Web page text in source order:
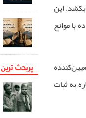
بکشد. این
با موانع
به ثبات
پربحث ترین